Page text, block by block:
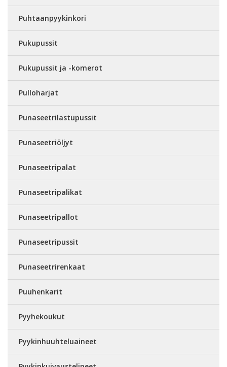
Puhtaanpyykinkori
Pukupussit
Pukupussit ja -komerot
Pulloharjat
Punaseetrilastupussit
Punaseetriöljyt
Punaseetripalat
Punaseetripalikat
Punaseetripallot
Punaseetripussit
Punaseetrirenkaat
Puuhenkarit
Pyyhekoukut
Pyykinhuuhteluaineet